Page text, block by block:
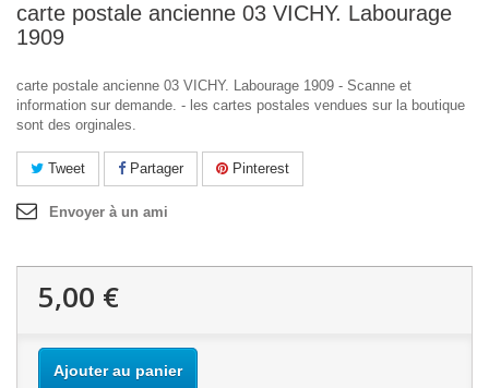
carte postale ancienne 03 VICHY. Labourage
1909
carte postale ancienne 03 VICHY. Labourage 1909 - Scanne et
information sur demande. - les cartes postales vendues sur la boutique
sont des orginales.
Tweet Partager Pinterest
Envoyer à un ami
5,00 €
Ajouter au panier